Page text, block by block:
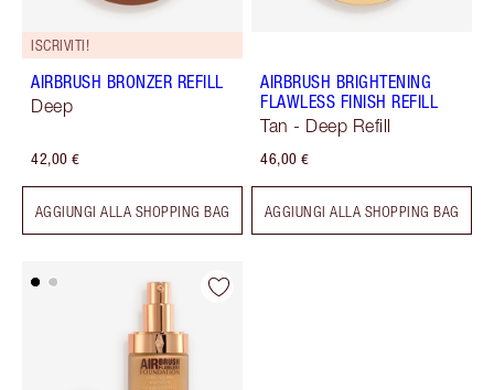
ISCRIVITI!
AIRBRUSH BRONZER REFILL
Deep
42,00 €
AGGIUNGI ALLA SHOPPING BAG
AIRBRUSH BRIGHTENING
FLAWLESS FINISH REFILL
Tan - Deep Refill
46,00 €
AGGIUNGI ALLA SHOPPING BAG